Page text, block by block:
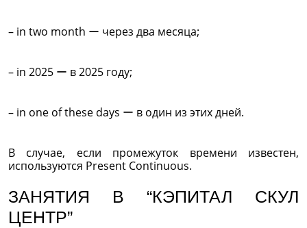
– in two month ー через два месяца;
– in 2025 ー в 2025 году;
– in one of these days ー в один из этих дней.
В случае, если промежуток времени известен,
используются Present Continuous.
ЗАНЯТИЯ В “КЭПИТАЛ СКУЛ
ЦЕНТР”